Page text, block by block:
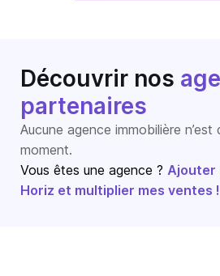
Découvrir nos
partenaires
Aucune agence immobilière
moment.
Vous êtes une agence ? Ajouter
Horiz et multiplier mes ventes !